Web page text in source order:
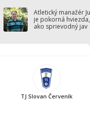
Atletický manažér
je pokorná
ako sprievodný jav
TJ Slovan Červeník